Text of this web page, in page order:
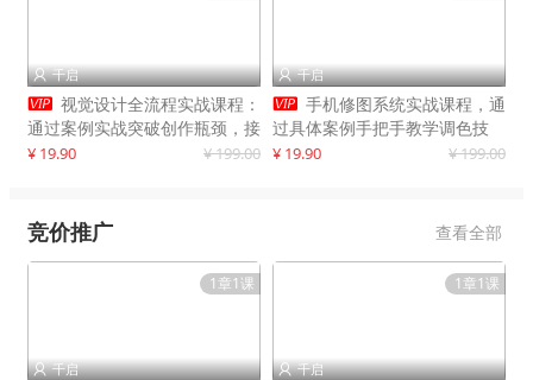
 千启
 视觉设计全流程实战课程：
通过案例实战突破创作瓶颈，接
单月入20000+
¥ 19.90 ¥ 199.00
 千启
 手机修图系统实战课程，通
过具体案例手把手教学调色技
巧，实现副业变现
¥ 19.90 ¥ 199.00
竞价推广 查看全部
1章1课
 千启
1章1课
 千启